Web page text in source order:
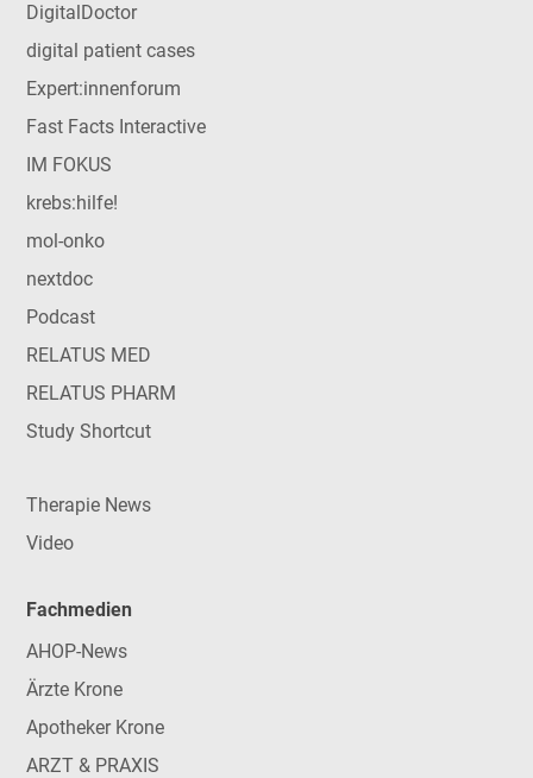
DigitalDoctor
digital patient cases
Expert:innenforum
Fast Facts Interactive
IM FOKUS
krebs:hilfe!
mol-onko
nextdoc
Podcast
RELATUS MED
RELATUS PHARM
Study Shortcut
Therapie News
Video
Fachmedien
AHOP-News
Ärzte Krone
Apotheker Krone
ARZT & PRAXIS